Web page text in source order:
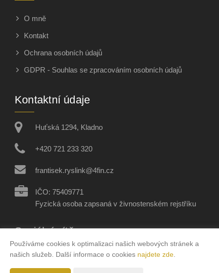
O mně
Kontakt
Ochrana osobních údajů
GDPR - Souhlas se zpracováním osobních údajů
Kontaktní údaje
Huťská 1294, Kladno
+420 721 233 320
frantisek.ryslink@4fin.cz
IČO: 75409771
Fyzická osoba zapsaná v živnostenském rejstříku
Sociální sítě
Používáme cookies k optimalizaci našich webových stránek a
našich služeb. Další informace o cookies najdete zde